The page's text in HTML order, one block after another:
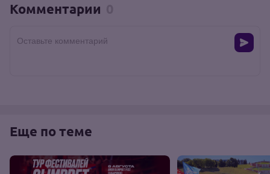
Комментарии
Оставьте комментарий
Еще по теме